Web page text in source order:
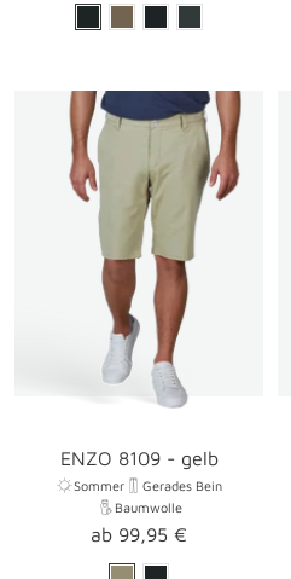
ENZO 8109 - gelb
Sommer
Gerades Bein
Baumwolle
Angebotspreis
ab 99,95 €